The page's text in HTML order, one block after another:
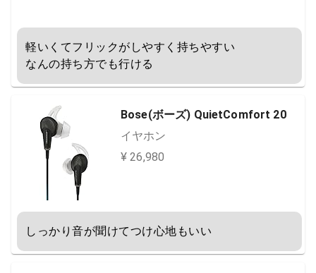
軽いくてフリックがしやすく持ちやすい
なんの持ち方でも行ける
Bose(ボーズ) QuietComfort 20
イヤホン
¥ 26,980
しっかり音が聞けてつけ心地もいい